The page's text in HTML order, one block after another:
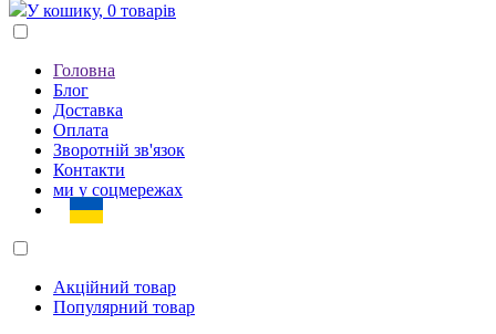
У кошику, 0 товарів
Головна
Блог
Доставка
Оплата
Зворотній зв'язок
Контакти
ми у соцмережах
Акційний товар
Популярний товар